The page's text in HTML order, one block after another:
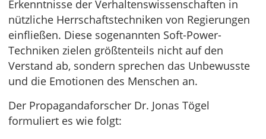
Erkenntnisse der Verhaltenswissenschaften in
nützliche Herrschaftstechniken von Regierungen
einfließen. Diese sogenannten Soft-Power-
Techniken zielen größtenteils nicht auf den
Verstand ab, sondern sprechen das Unbewusste
und die Emotionen des Menschen an.
Der Propagandaforscher Dr. Jonas Tögel
formuliert es wie folgt: